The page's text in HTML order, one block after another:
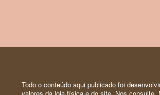
Todo o conteúdo aqui publicado foi